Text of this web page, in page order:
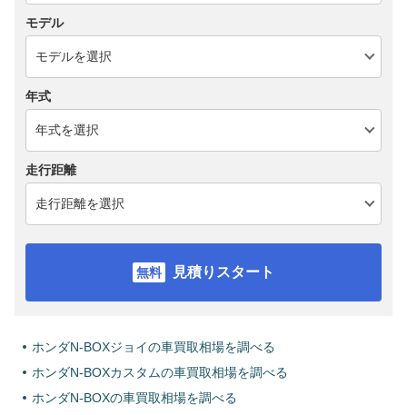
モデル
年式
走行距離
見積りスタート
ホンダN-BOXジョイの車買取相場を調べる
ホンダN-BOXカスタムの車買取相場を調べる
ホンダN-BOXの車買取相場を調べる